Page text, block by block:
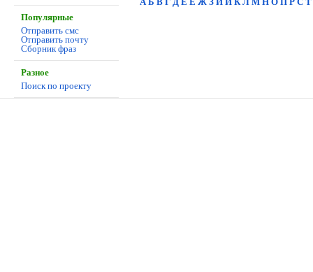
Популярные
Отправить смс
Отправить почту
Сборник фраз
Разное
Поиск по проекту